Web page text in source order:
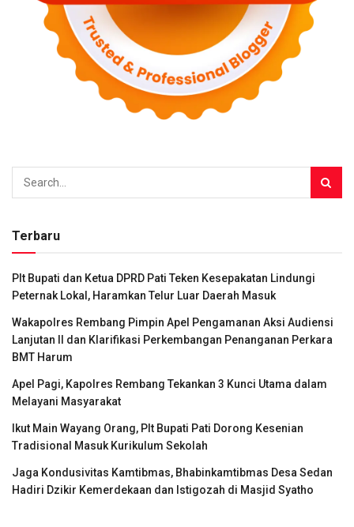
Terbaru
Plt Bupati dan Ketua DPRD Pati Teken Kesepakatan Lindungi
Peternak Lokal, Haramkan Telur Luar Daerah Masuk
Wakapolres Rembang Pimpin Apel Pengamanan Aksi Audiensi
Lanjutan II dan Klarifikasi Perkembangan Penanganan Perkara
BMT Harum
Apel Pagi, Kapolres Rembang Tekankan 3 Kunci Utama dalam
Melayani Masyarakat
Ikut Main Wayang Orang, Plt Bupati Pati Dorong Kesenian
Tradisional Masuk Kurikulum Sekolah
Jaga Kondusivitas Kamtibmas, Bhabinkamtibmas Desa Sedan
Hadiri Dzikir Kemerdekaan dan Istigozah di Masjid Syatho